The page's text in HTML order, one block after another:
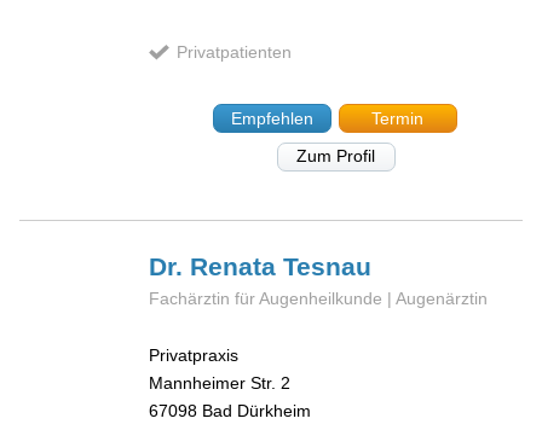
Privatpatienten
Empfehlen
Termin
Zum Profil
Dr. RenataTesnau
Fachärztin für Augenheilkunde | Augenärztin
Privatpraxis
Mannheimer Str. 2
67098 Bad Dürkheim